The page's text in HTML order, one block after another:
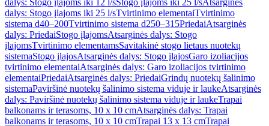
dalys: Stogo įlajoms iki 12 l/sStogo įlajoms iki 25 l/sAtsarginės
dalys: Stogo įlajoms iki 25 l/sTvirtinimo elementaiTvirtinimo
sistema d40–200Tvirtinimo sistema d250–315PriedaiAtsarginės
dalys: PriedaiStogo įlajomsAtsarginės dalys: Stogo
įlajomsTvirtinimo elementamsSavitakinė stogo lietaus nuotekų
sistemaStogo įlajosAtsarginės dalys: Stogo įlajosGaro izoliacijos
tvirtinimo elementaiAtsarginės dalys: Garo izoliacijos tvirtinimo
elementaiPriedaiAtsarginės dalys: PriedaiGrindų nuotekų šalinimo
sistemaPaviršinė nuotekų šalinimo sistema viduje ir laukeAtsarginės
dalys: Paviršinė nuotekų šalinimo sistema viduje ir laukeTrapai
balkonams ir terasoms, 10 x 10 cmAtsarginės dalys: Trapai
balkonams ir terasoms, 10 x 10 cmTrapai 13 x 13 cmTrapai